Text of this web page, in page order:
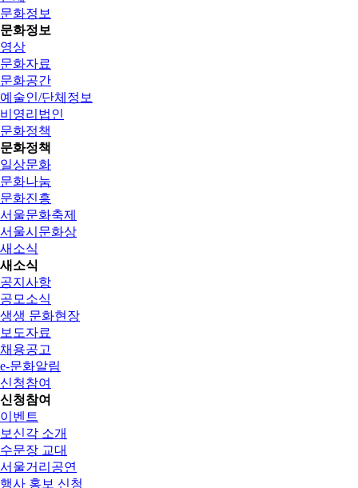
문화정보
문화정보
영상
문화자료
문화공간
예술인/단체정보
비영리법인
문화정책
문화정책
일상문화
문화나눔
문화진흥
서울문화축제
서울시문화상
새소식
새소식
공지사항
공모소식
생생 문화현장
보도자료
채용공고
e-문화알림
신청참여
신청참여
이벤트
보신각 소개
수문장 교대
서울거리공연
행사 홍보 신청